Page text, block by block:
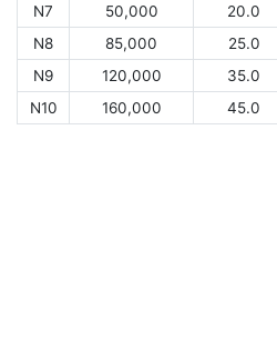
N7
50,000 20.0
N8
85,000 25.0
N9
120,000 35.0
N10
160,000 45.0